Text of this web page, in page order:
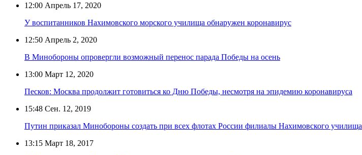
12:00 Апрель 17, 2020
У воспитанников Нахимовского морского училища обнаружен коронавирус
12:50 Апрель 2, 2020
В Минобороны опровергли возможный перенос парада Победы на осень
13:00 Март 12, 2020
Песков: Москва продолжит готовиться ко Дню Победы, несмотря на эпидемию коронавируса
15:48 Сен. 12, 2019
Путин приказал Минобороны создать при всех флотах России филиалы Нахимовского училища
13:15 Март 18, 2017